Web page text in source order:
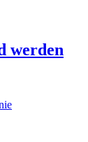
werden